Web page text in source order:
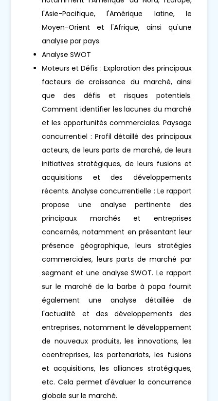
l'Asie-Pacifique, l'Amérique latine, le
Moyen-Orient et l'Afrique, ainsi qu'une
analyse par pays.
Analyse SWOT
Moteurs et Défis : Exploration des principaux
facteurs de croissance du marché, ainsi
que des défis et risques potentiels.
Comment identifier les lacunes du marché
et les opportunités commerciales. Paysage
concurrentiel : Profil détaillé des principaux
acteurs, de leurs parts de marché, de leurs
initiatives stratégiques, de leurs fusions et
acquisitions et des développements
récents. Analyse concurrentielle : Le rapport
propose une analyse pertinente des
principaux marchés et entreprises
concernés, notamment en présentant leur
présence géographique, leurs stratégies
commerciales, leurs parts de marché par
segment et une analyse SWOT. Le rapport
sur le marché de la barbe à papa fournit
également une analyse détaillée de
l'actualité et des développements des
entreprises, notamment le développement
de nouveaux produits, les innovations, les
coentreprises, les partenariats, les fusions
et acquisitions, les alliances stratégiques,
etc. Cela permet d'évaluer la concurrence
globale sur le marché.